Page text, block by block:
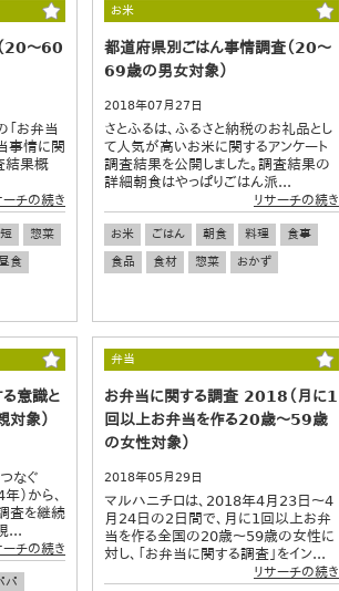
20～60
「お弁当
事情に関
結果概
ーチの続き
惣菜
食
お米
都道府県別ごはん事情調査（20～
69歳の男女対象）
2018年07月27日
さとふるは、ふるさと納税のお礼品とし
て人気が高いお米に関するアンケート
調査結果を公開しました。調査結果の
詳細朝食はやっぱりごはん派...
リサーチの続き
お米 ごはん 朝食 料理
食事
食品
食材 惣菜 おかず
意識と
対象）
なぐ
）から、
査を継続
...
ーチの続き
パ
弁当
お弁当に関する調査 2018（月に1
回以上お弁当を作る20歳～59歳
の女性対象）
2018年05月29日
マルハニチロは、2018年4月23日～4
月24日の2日間で、月に1回以上お弁
当を作る全国の20歳～59歳の女性に
対し、「お弁当に関する調査」をイン...
リサーチの続き